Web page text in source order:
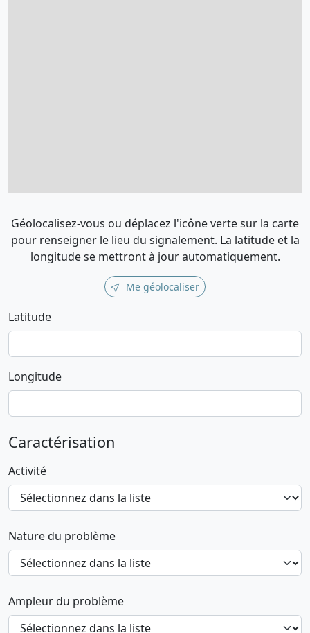
Géolocalisez-vous ou déplacez l'icône verte sur la carte
pour renseigner le lieu du signalement. La latitude et la
longitude se mettront à jour automatiquement.
Me géolocaliser
Latitude
Longitude
Caractérisation
Activité
Nature du problème
Ampleur du problème